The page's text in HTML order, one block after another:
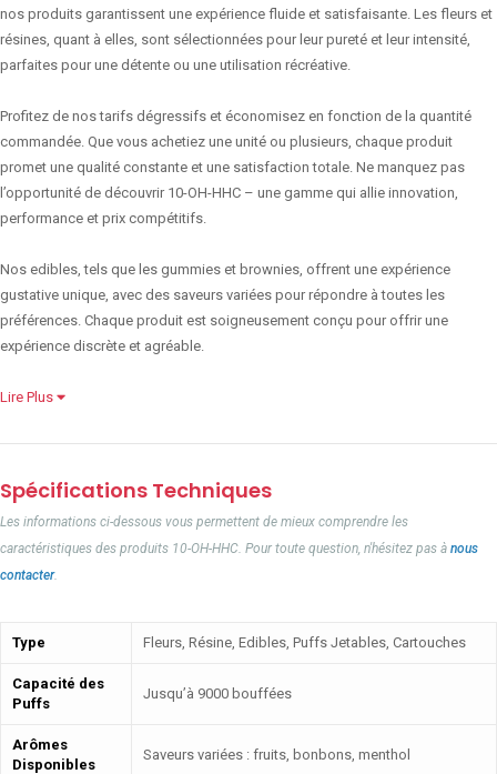
nos produits garantissent une expérience fluide et satisfaisante. Les fleurs et
résines, quant à elles, sont sélectionnées pour leur pureté et leur intensité,
parfaites pour une détente ou une utilisation récréative.
Profitez de nos tarifs dégressifs et économisez en fonction de la quantité
commandée. Que vous achetiez une unité ou plusieurs, chaque produit
promet une qualité constante et une satisfaction totale. Ne manquez pas
l’opportunité de découvrir 10-OH-HHC – une gamme qui allie innovation,
performance et prix compétitifs.
Nos edibles, tels que les gummies et brownies, offrent une expérience
gustative unique, avec des saveurs variées pour répondre à toutes les
préférences. Chaque produit est soigneusement conçu pour offrir une
expérience discrète et agréable.
Lire Plus
Spécifications Techniques
Les informations ci-dessous vous permettent de mieux comprendre les
caractéristiques des produits 10-OH-HHC. Pour toute question, n'hésitez pas à nous
contacter.
Type Fleurs, Résine, Edibles, Puffs Jetables, Cartouches
Capacité des
Puffs
Jusqu’à 9000 bouffées
Arômes
Disponibles
Saveurs variées : fruits, bonbons, menthol